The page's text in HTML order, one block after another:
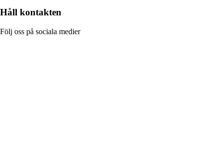
Håll kontakten
Följ oss på sociala medier